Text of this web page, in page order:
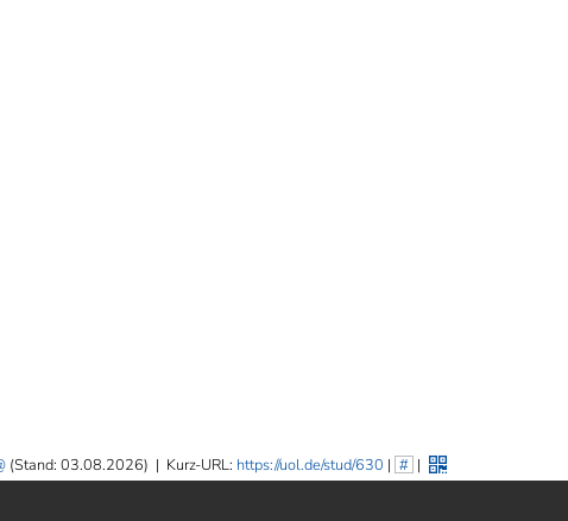
(Stand: 03.08.2026) | Kurz-URL: https://uol.de/stud/630 | # |